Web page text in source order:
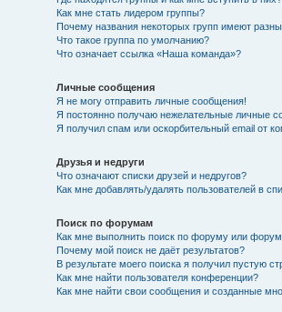
Как мне стать лидером группы?
Почему названия некоторых групп имеют
Что такое группа по умолчанию?
Что означает ссылка «Наша команда»?
Личные сообщения
Я не могу отправить личные сообщения!
Я постоянно получаю нежелательные личные
Я получил спам или оскорбительный email от
Друзья и недруги
Что означают списки друзей и недругов?
Как мне добавлять/удалять пользователей в
Поиск по форумам
Как мне выполнить поиск по форуму или
Почему мой поиск не даёт результатов?
В результате моего поиска я получил пустую
Как мне найти пользователя конференции?
Как мне найти свои сообщения и созданные